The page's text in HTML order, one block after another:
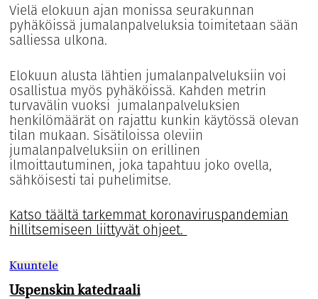
Hautausmaa
Vielä elokuun ajan monissa seurakunnan
pyhäköissä jumalanpalveluksia toimitetaan sään
salliessa ulkona.
Elokuun alusta lähtien jumalanpalveluksiin voi
osallistua myös pyhäköissä. Kahden metrin
turvavälin vuoksi jumalanpalveluksien
henkilömäärät on rajattu kunkin käytössä olevan
tilan mukaan. Sisätiloissa oleviin
jumalanpalveluksiin on erillinen
ilmoittautuminen, joka tapahtuu joko ovella,
sähköisesti tai puhelimitse.
Katso täältä tarkemmat koronaviruspandemian
hillitsemiseen liittyvät ohjeet.
Kuuntele
Uspenskin katedraali